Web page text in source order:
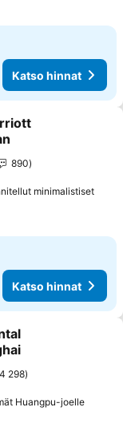
Katso hinnat
890
minimalistiset
Katso hinnat
298
Huangpu-joelleKatso